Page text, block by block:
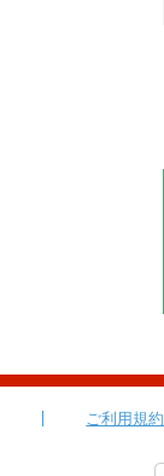
ご利用規約